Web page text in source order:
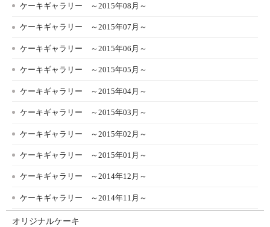
ケーキギャラリー ～2015年08月～
ケーキギャラリー ～2015年07月～
ケーキギャラリー ～2015年06月～
ケーキギャラリー ～2015年05月～
ケーキギャラリー ～2015年04月～
ケーキギャラリー ～2015年03月～
ケーキギャラリー ～2015年02月～
ケーキギャラリー ～2015年01月～
ケーキギャラリー ～2014年12月～
ケーキギャラリー ～2014年11月～
オリジナルケーキ